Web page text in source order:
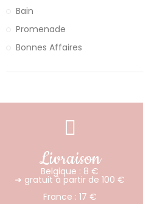
Bain
Promenade
Bonnes Affaires
Livraison
Belgique : 8 €
➜ gratuit à partir de 100 €
France : 17 €